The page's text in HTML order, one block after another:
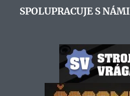
SPOLUPRACUJE S NÁMI